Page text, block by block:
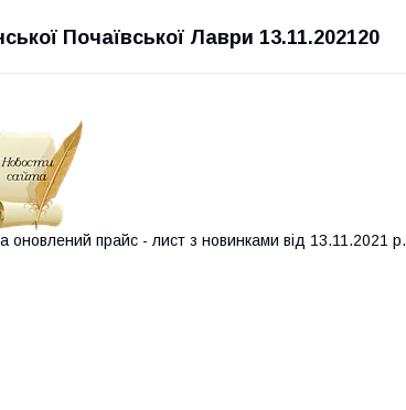
Почаївської Лаври 13.11.202120
оновлений прайс - лист з новинками від 13.11.2021 р.